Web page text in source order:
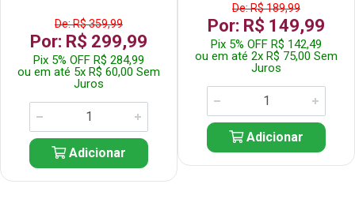
De: R$ 359,99
Por: R$ 299,99
Pix 5% OFF R$ 284,99
ou em até 5x R$ 60,00 Sem
Juros
Adicionar
De: R$ 189,99
Por: R$ 149,99
Pix 5% OFF R$ 142,49
ou em até 2x R$ 75,00 Sem
Juros
Adicionar